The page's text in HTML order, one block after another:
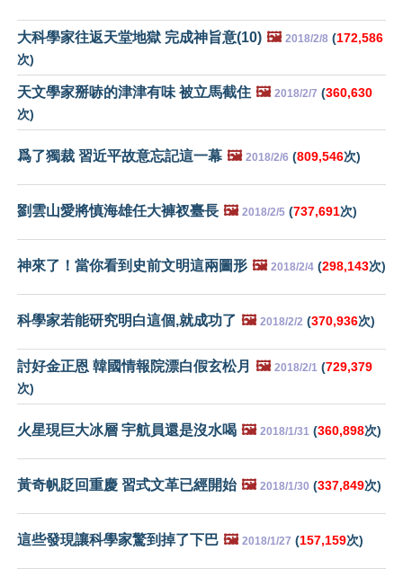
大科學家往返天堂地獄 完成神旨意(10) 🖼️ 2018/2/8 (172,586
次)
天文學家掰哧的津津有味 被立馬截住 🖼️ 2018/2/7 (360,630
次)
爲了獨裁 習近平故意忘記這一幕 🖼️ 2018/2/6 (809,546次)
劉雲山愛將慎海雄任大褲衩臺長 🖼️ 2018/2/5 (737,691次)
神來了！當你看到史前文明這兩圖形 🖼️ 2018/2/4 (298,143次)
科學家若能研究明白這個,就成功了 🖼️ 2018/2/2 (370,936次)
討好金正恩 韓國情報院漂白假玄松月 🖼️ 2018/2/1 (729,379
次)
火星現巨大冰層 宇航員還是沒水喝 🖼️ 2018/1/31 (360,898次)
黃奇帆貶回重慶 習式文革已經開始 🖼️ 2018/1/30 (337,849次)
這些發現讓科學家驚到掉了下巴 🖼️ 2018/1/27 (157,159次)